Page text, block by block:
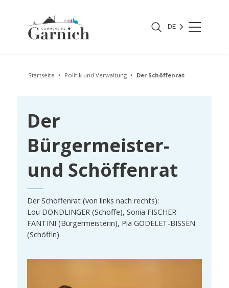
DE
Startseite Politik und Verwaltung Der Schöffenrat
Der
Bürgermeister-
und Schöffenrat
Der Schöffenrat (von links nach rechts):
Lou DONDLINGER (Schöffe), Sonia FISCHER-
FANTINI (Bürgermeisterin), Pia GODELET-BISSEN
(Schöffin)